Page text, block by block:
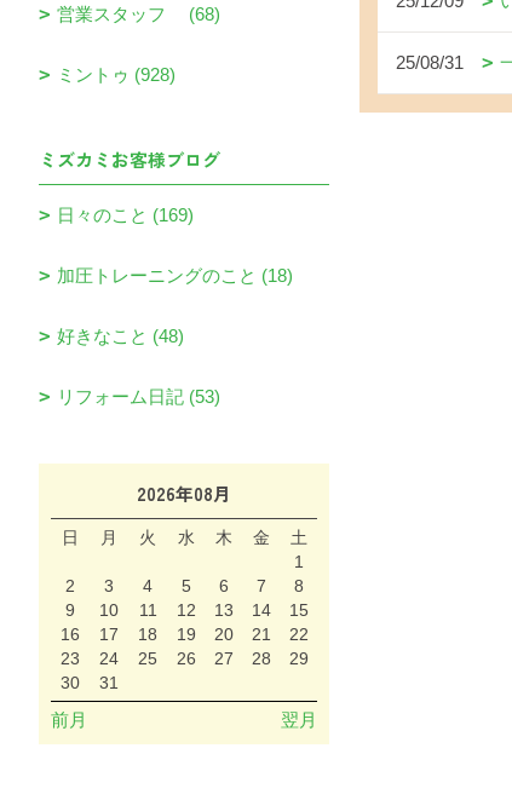
25/08/31
営業スタッフ (68)
ミントゥ (928)
ミズカミお客様ブログ
日々のこと (169)
加圧トレーニングのこと (18)
好きなこと (48)
リフォーム日記 (53)
2026年08月
日 月 火 水 木 金
土
1
2
3 4 5 6 7
8
9
10 11 12 13 14
15
16
17 18 19 20 21
22
23
24 25 26 27 28
29
30
31
前月 翌月